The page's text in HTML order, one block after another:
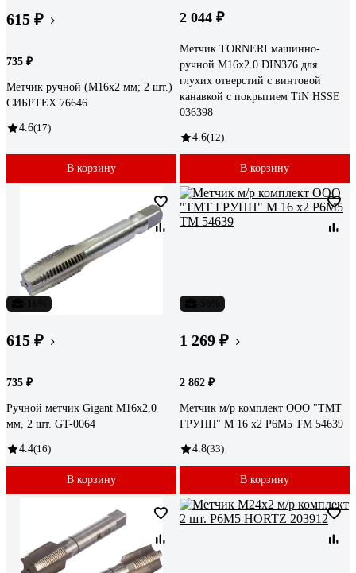
615 ₽
735 ₽
Метчик ручной (М16х2 мм; 2 шт.)
СИБРТЕХ 76646
4.6(17)
В корзину
2 044 ₽
Метчик TORNERI машинно-
ручной М16х2.0 DIN376 для
глухих отверстий с винтовой
канавкой с покрытием TiN HSSE
036398
4.6(12)
В корзину
615 ₽
735 ₽
Ручной метчик Gigant М16x2,0
мм, 2 шт. GT-0064
4.4(16)
В корзину
1 269 ₽
2 862 ₽
Метчик м/р комплект ООО "ТМТ
ГРУПП" М 16 х2 Р6М5 ТМ 54639
4.8(33)
В корзину